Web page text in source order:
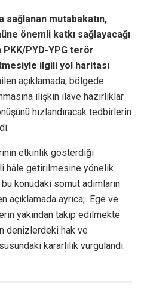
sağlanan mutabakatın,
önemli katkı sağlayacağı
PKK/PYD-YPG terör
ilgili yol haritası
açıklamada, bölgede
ilişkin ilave hazırlıklar
hızlandıracak tedbirlerin
etkinlik gösterdiği
hâle getirilmesine yönelik
konudaki somut adımların
açıklamada ayrıca; Ege ve
yakından takip edilmekte
denizlerdeki hak ve
kararlılık vurgulandı.